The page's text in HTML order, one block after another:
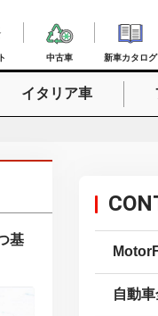
中古車 新車カタログ
イタリア車
基
自動